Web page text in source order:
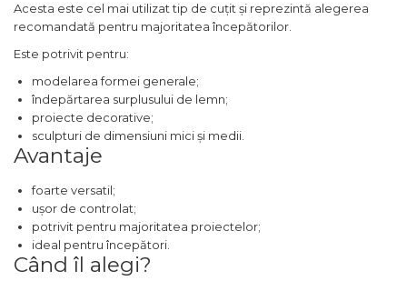
Cric Hidraulic
Set / trusa chei tubulare
Chei Tubulare
Multimetru Digital
Bara Tractare Auto
Canistre benzina
(combustibil)
Presa Hidraulica Tinichigerie
Set Pentru Demontat Piulite
& Suruburi
Extractor Rulmenti
Acesta este cel mai utilizat tip de cuțit și reprezintă alegerea
recomandată pentru majoritatea începătorilor.
Este potrivit pentru:
modelarea formei generale;
îndepărtarea surplusului de lemn;
proiecte decorative;
sculpturi de dimensiuni mici și medii.
Avantaje
foarte versatil;
ușor de controlat;
potrivit pentru majoritatea proiectelor;
ideal pentru începători.
Când îl alegi?